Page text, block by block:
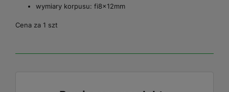
wymiary korpusu: fi8x12mm
Cena za 1 szt